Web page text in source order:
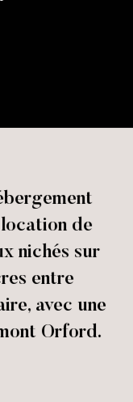
de
nichés sur
entre
avec une
Orford.